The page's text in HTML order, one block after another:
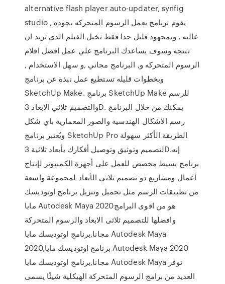
alternative flash player auto-updater, synfig
studio , يقوم برنامج بعمل الرسوم المتحركه بجوده
عاليه , وبمجهود قليل جدا فقط تخيل الفيلم الذي تريد ان
تنتجه وسوف يساعدك البرنامج علي عمل افضل افلام
الرسوم المتحركه و, البرنامج مجاني ,و سهل الاستخدام ,
وبخطوات قليله تستطيع عمل نبذة عن برنامج
SketchUp Make. برنامج SketchUp Make للرسم
والتصميم ثلاثي الابعاد 3D. يمكنك من خلال البرنامج
رسم الاشكال الهندسية والصور المعمارية باي شكل
ويُعتبر برنامج SketchUp Pro الطريقة الأكثر سهولة
لتصميم وتوثيق وتوصيل أفكارك بأبعاد ثلاثية 3D.إنه
برنامج بسيط مخصص للعمل على أجهزة الكمبيوتر لإنتاج
أعمال ومشاريع ذو تصميم ثلاثي الأبعاد لمجموعة واسعة
من تطبيقات الرسم مثل تحميل وتنزيل برنامج اوتوديسك
مايا Autodesk Maya 2020هو من اقوى البرامج
وافضلها للتصميم ثلاثى الابعاد والرسوم المتحركة
مجانا,برنامج اوتوديسك مايا Autodesk Maya
2020,برنامج اوتوديسك مايا Autodesk Maya 2020
مجانا,برنامج اوتوديسك مايا Autodesk Maya توفر
العديد من برامج الرسوم المتحركة الهيكلية شيئًا يسمى